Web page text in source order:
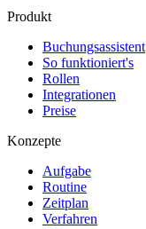
Produkt
Buchungsassistent
So funktioniert's
Rollen
Integrationen
Preise
Konzepte
Aufgabe
Routine
Zeitplan
Verfahren